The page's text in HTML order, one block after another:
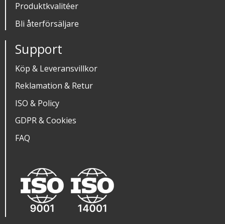
Produktkvalitéer
Bli återförsäljare
Support
Köp & Leveransvillkor
Reklamation & Retur
ISO & Policy
GDPR & Cookies
FAQ